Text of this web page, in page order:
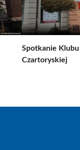
Spotkanie
Czartoryskiej